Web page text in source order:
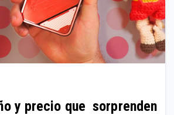
y precio que sorprenden